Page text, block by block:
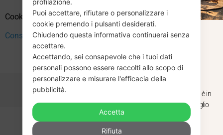
Cookie Policy (UE)
Consenso
Copyright © 2026 Vendita Vinili Usati | P.IVA 12240940960
profilazione.
Puoi accettare, rifiutare o personalizzare i
cookie premendo i pulsanti desiderati.
Chiudendo questa informativa continuerai senza
accettare.
Accettando, sei consapevole che i tuoi dati
personali possono essere raccolti allo scopo di
personalizzare e misurare l'efficacia della
pubblicità.
Accetta
Rifiuta
CHIUSURA
ESTIVA
Dal 29 luglio al 31 agosto venditaviniliusati.it è in
pausa estiva. Gli ordini ricevuti entro il 29 luglio
saranno spediti regolarmente.